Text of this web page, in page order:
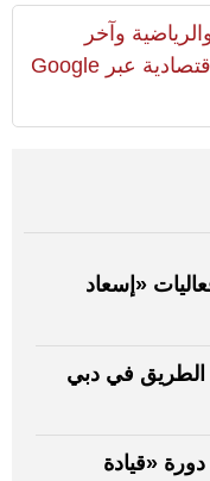
وآخر
المستجدات السياسية والإقتصادية عبر Google
«إسعاد
الطريق في دبي
«قيادة